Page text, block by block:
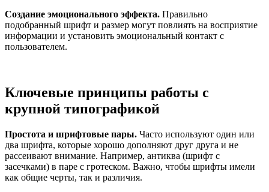
Создание эмоционального эффекта. Правильно
подобранный шрифт и размер могут повлиять на восприятие
информации и установить эмоциональный контакт с
пользователем.
Ключевые принципы работы с
крупной типографикой
Простота и шрифтовые пары. Часто используют один или
два шрифта, которые хорошо дополняют друг друга и не
рассеивают внимание. Например, антиква (шрифт с
засечками) в паре с гротеском. Важно, чтобы шрифты имели
как общие черты, так и различия.